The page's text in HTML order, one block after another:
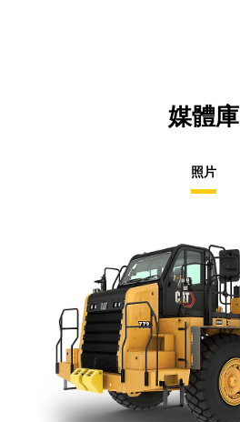
媒體庫
照片